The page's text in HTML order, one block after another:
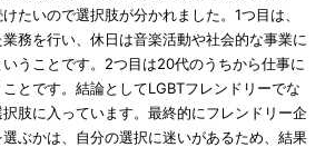
たいので選択肢が分かれました。1つ目は、
務を行い、休日は音楽活動や社会的な事業に
うことです。2つ目は20代のうちから仕事に
とです。結論としてLGBTフレンドリーでな
肢に入っています。最終的にフレンドリー企
ぶかは、自分の選択に迷いがあるため、結果